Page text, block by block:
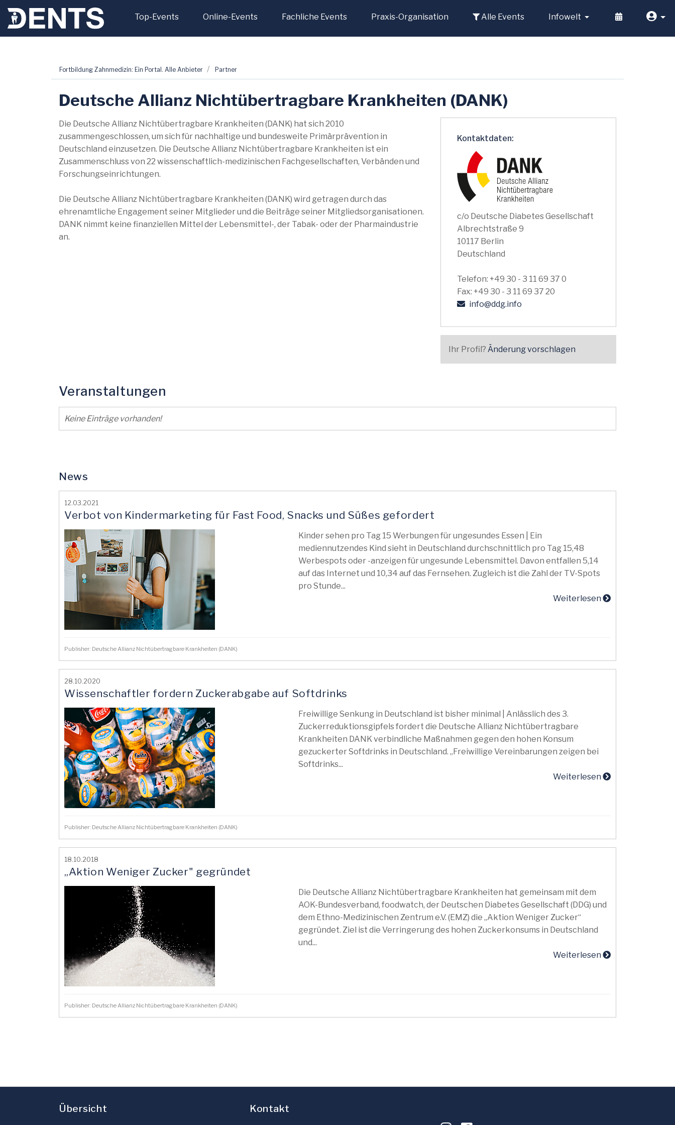
Top-Events Online-Events Fachliche Events Praxis-Organisation Alle Events Infowelt
Fortbildung Zahnmedizin: Ein Portal. Alle Anbieter Partner
Deutsche Allianz Nichtübertragbare Krankheiten (DANK)
Die Deutsche Allianz Nichtübertragbare Krankheiten (DANK) hat sich 2010
zusammengeschlossen, um sich für nachhaltige und bundesweite Primärprävention in
Deutschland einzusetzen. Die Deutsche Allianz Nichtübertragbare Krankheiten ist ein
Zusammenschluss von 22 wissenschaftlich-medizinischen Fachgesellschaften, Verbänden und
Forschungseinrichtungen.
Die Deutsche Allianz Nichtübertragbare Krankheiten (DANK) wird getragen durch das
ehrenamtliche Engagement seiner Mitglieder und die Beiträge seiner Mitgliedsorganisationen.
DANK nimmt keine finanziellen Mittel der Lebensmittel-, der Tabak- oder der Pharmaindustrie
an.
Kontaktdaten:
c/o Deutsche Diabetes Gesellschaft
Albrechtstraße 9
10117 Berlin
Deutschland
Telefon: +49 30 - 3 11 69 37 0
Fax: +49 30 - 3 11 69 37 20
info@ddg.info
Ihr Profil? Änderung vorschlagen
Veranstaltungen
Keine Einträge vorhanden!
News
12.03.2021
Verbot von Kindermarketing für Fast Food, Snacks und Süßes gefordert
Kinder sehen pro Tag 15 Werbungen für ungesundes Essen | Ein
mediennutzendes Kind sieht in Deutschland durchschnittlich pro Tag 15,48
Werbespots oder -anzeigen für ungesunde Lebensmittel. Davon entfallen 5,14
auf das Internet und 10,34 auf das Fernsehen. Zugleich ist die Zahl der TV-Spots
pro Stunde...
Weiterlesen
Publisher: Deutsche Allianz Nichtübertragbare Krankheiten (DANK)
28.10.2020
Wissenschaftler fordern Zuckerabgabe auf Softdrinks
Freiwillige Senkung in Deutschland ist bisher minimal | Anlässlich des 3.
Zuckerreduktionsgipfels fordert die Deutsche Allianz Nichtübertragbare
Krankheiten DANK verbindliche Maßnahmen gegen den hohen Konsum
gezuckerter Softdrinks in Deutschland. „Freiwillige Vereinbarungen zeigen bei
Softdrinks...
Weiterlesen
Publisher: Deutsche Allianz Nichtübertragbare Krankheiten (DANK)
18.10.2018
„Aktion Weniger Zucker" gegründet
Die Deutsche Allianz Nichtübertragbare Krankheiten hat gemeinsam mit dem
AOK-Bundesverband, foodwatch, der Deutschen Diabetes Gesellschaft (DDG) und
dem Ethno-Medizinischen Zentrum e.V. (EMZ) die „Aktion Weniger Zucker“
gegründet. Ziel ist die Verringerung des hohen Zuckerkonsums in Deutschland
und...
Weiterlesen
Publisher: Deutsche Allianz Nichtübertragbare Krankheiten (DANK)
Übersicht Kontakt